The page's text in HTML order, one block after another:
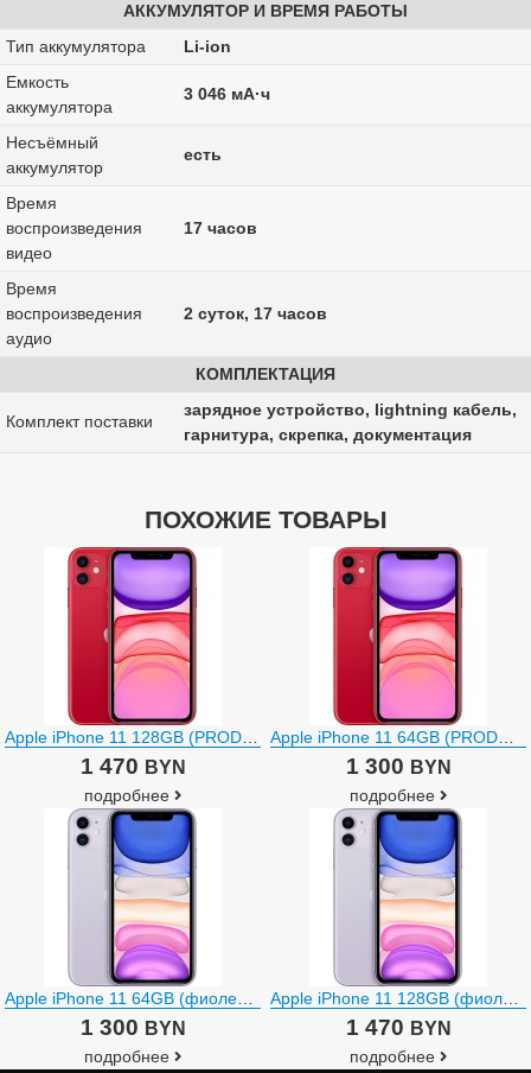
АККУМУЛЯТОР И ВРЕМЯ РАБОТЫ
Тип аккумулятора
Li-ion
Емкость
аккумулятора
3 046 мА·ч
Несъёмный
аккумулятор
есть
Время
воспроизведения
видео
17 часов
Время
воспроизведения
аудио
2 суток, 17 часов
КОМПЛЕКТАЦИЯ
Комплект поставки
зарядное устройство, lightning кабель,
гарнитура, скрепка, документация
ПОХОЖИЕ ТОВАРЫ
Apple iPhone 11 128GB (PRODUCT)RED™
1 470 BYN
подробнее
Apple iPhone 11 64GB (PRODUCT)RED™
1 300 BYN
подробнее
Apple iPhone 11 64GB (фиолетовый)
1 300 BYN
подробнее
Apple iPhone 11 128GB (фиолетовый)
1 470 BYN
подробнее